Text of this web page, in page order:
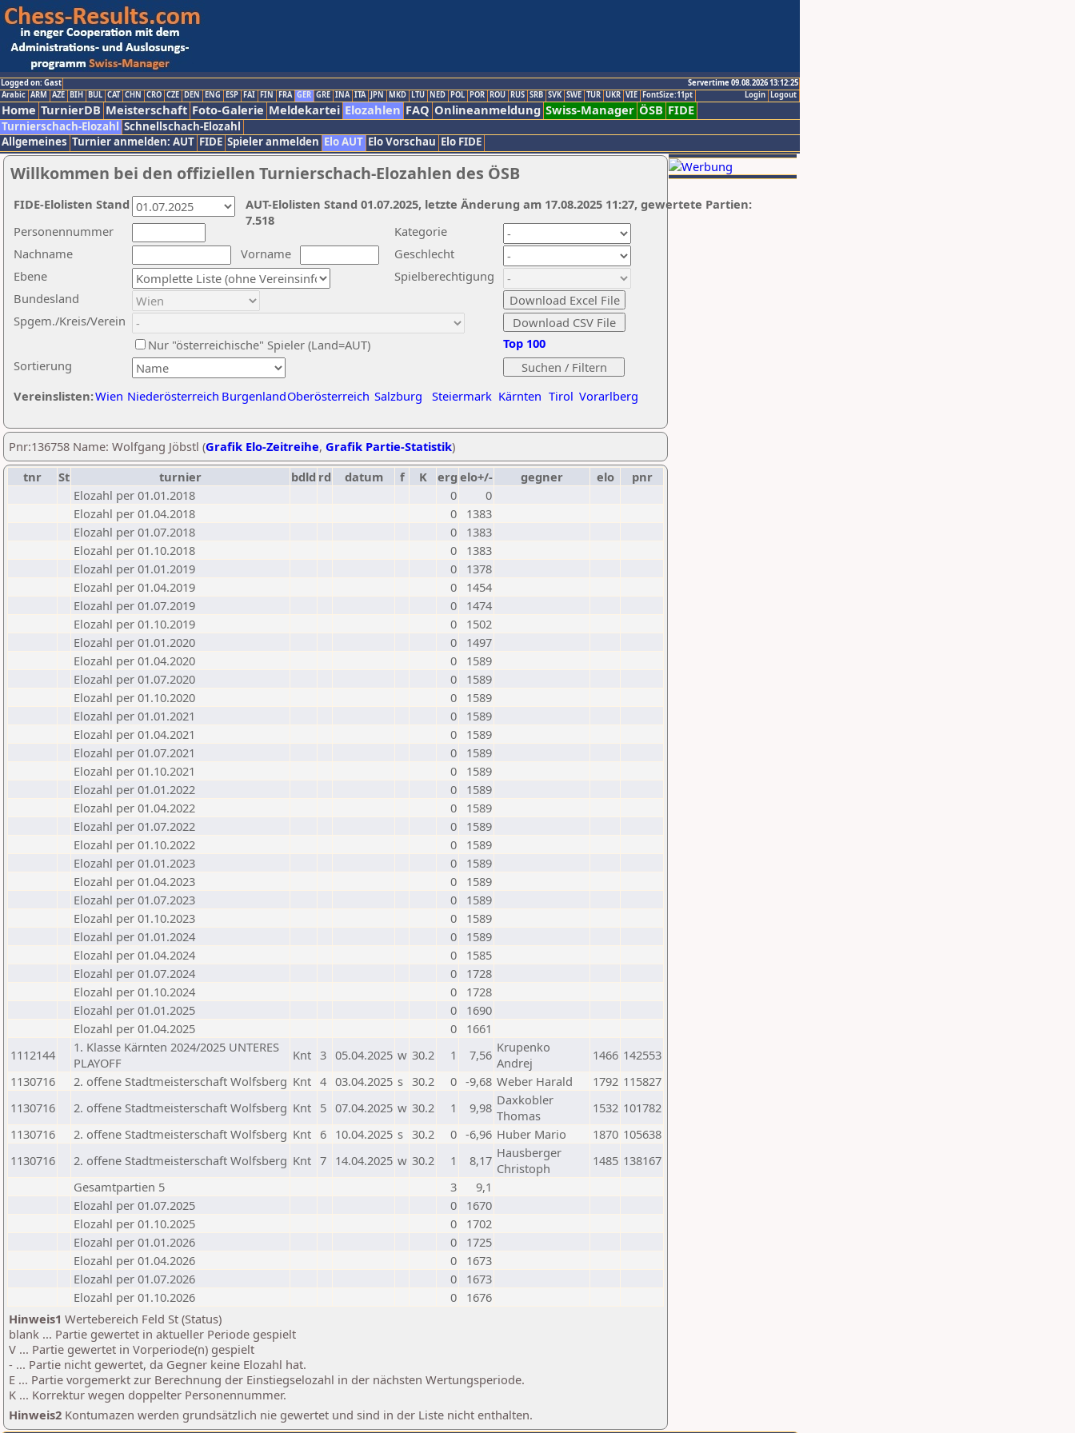
Logged on: Gast
Servertime 09.08.2026 13:12:25
Logout
Login
Arabic ARM AZE BIH BUL CAT CHN CRO CZE DEN ENG ESP FAI FIN FRA GER GRE INA ITA JPN MKD LTU NED POL POR ROU RUS SRB SVK SWE TUR UKR VIE FontSize:11pt
Home TurnierDB Meisterschaft Foto-Galerie Meldekartei Elozahlen FAQ Onlineanmeldung Swiss-Manager ÖSB FIDE
Turnierschach-Elozahl Schnellschach-Elozahl
Allgemeines Turnier anmelden: AUT FIDE Spieler anmelden Elo AUT Elo Vorschau Elo FIDE
Willkommen bei den offiziellen Turnierschach-Elozahlen des ÖSB
Nachname
Vorname
Ebene
Kategorie
Sortierung
Personennummer
Bundesland
Spgem./Kreis/Verein
Geschlecht
Nur "österreichische" Spieler (Land=AUT)
Spielberechtigung
Vereinslisten:Wien Niederösterreich BurgenlandOberösterreich Salzburg Steiermark Kärnten Tirol Vorarlberg
Top 100
AUT-Elolisten Stand 01.07.2025, letzte Änderung am 17.08.2025 11:27, gewertete Partien:
7.518
FIDE-Elolisten Stand
Pnr:136758 Name: Wolfgang Jöbstl (Grafik Elo-Zeitreihe, Grafik Partie-Statistik)
tnr
St turnier bdld rd datum f K erg elo+/- gegner elo
pnr
Elozahl per 01.01.2018
0
0
Elozahl per 01.04.2018
0
1383
Elozahl per 01.07.2018
0
1383
Elozahl per 01.10.2018
0
1383
Elozahl per 01.01.2019
0
1378
Elozahl per 01.04.2019
0
1454
Elozahl per 01.07.2019
0
1474
Elozahl per 01.10.2019
0
1502
Elozahl per 01.01.2020
0
1497
Elozahl per 01.04.2020
0
1589
Elozahl per 01.07.2020
0
1589
Elozahl per 01.10.2020
0
1589
Elozahl per 01.01.2021
0
1589
Elozahl per 01.04.2021
0
1589
Elozahl per 01.07.2021
0
1589
Elozahl per 01.10.2021
0
1589
Elozahl per 01.01.2022
0
1589
Elozahl per 01.04.2022
0
1589
Elozahl per 01.07.2022
0
1589
Elozahl per 01.10.2022
0
1589
Elozahl per 01.01.2023
0
1589
Elozahl per 01.04.2023
0
1589
Elozahl per 01.07.2023
0
1589
Elozahl per 01.10.2023
0
1589
Elozahl per 01.01.2024
0
1589
Elozahl per 01.04.2024
0
1585
Elozahl per 01.07.2024
0
1728
Elozahl per 01.10.2024
0
1728
Elozahl per 01.01.2025
0
1690
Elozahl per 01.04.2025
0
1661
1112144
1. Klasse Kärnten 2024/2025 UNTERES
PLAYOFF
Knt 3 05.04.2025 w 30.2 1 7,56 Krupenko
Andrej
1466 142553
1130716
2. offene Stadtmeisterschaft Wolfsberg Knt 4 03.04.2025 s 30.2 0 -9,68 Weber Harald 1792 115827
1130716
2. offene Stadtmeisterschaft Wolfsberg Knt 5 07.04.2025 w 30.2 1 9,98 Daxkobler
Thomas
1532 101782
1130716
2. offene Stadtmeisterschaft Wolfsberg Knt 6 10.04.2025 s 30.2 0 -6,96 Huber Mario 1870 105638
1130716
2. offene Stadtmeisterschaft Wolfsberg Knt 7 14.04.2025 w 30.2 1 8,17 Hausberger
Christoph
1485 138167
Gesamtpartien 5
3
9,1
Elozahl per 01.07.2025
0
1670
Elozahl per 01.10.2025
0
1702
Elozahl per 01.01.2026
0
1725
Elozahl per 01.04.2026
0
1673
Elozahl per 01.07.2026
0
1673
Elozahl per 01.10.2026
0
1676
Hinweis1 Wertebereich Feld St (Status)
blank ... Partie gewertet in aktueller Periode gespielt
V ... Partie gewertet in Vorperiode(n) gespielt
- ... Partie nicht gewertet, da Gegner keine Elozahl hat.
E ... Partie vorgemerkt zur Berechnung der Einstiegselozahl in der nächsten Wertungsperiode.
K ... Korrektur wegen doppelter Personennummer.
Hinweis2 Kontumazen werden grundsätzlich nie gewertet und sind in der Liste nicht enthalten.